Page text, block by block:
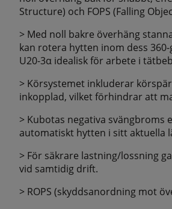
Structure) och FOPS (Falling
> Med noll bakre överhäng
kan rotera hytten inom dess
U20-3α idealisk för arbete i
> Körsystemet inkluderar
inkopplad, vilket förhindrar att
> Kubotas negativa svängbroms
automatiskt hytten i sitt aktuella
> För säkrare lastning/lossning
vid samtidig drift.
> ROPS (skyddsanordning mot